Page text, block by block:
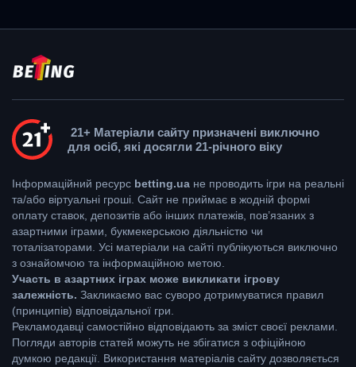
21+ Матеріали сайту призначені виключно
для осіб, які досягли 21-річного віку
Інформаційний ресурс betting.ua не проводить ігри на реальні
та/або віртуальні гроші. Сайт не приймає в жодній формі
оплату ставок, депозитів або інших платежів, пов’язаних з
азартними іграми, букмекерською діяльністю чи
тоталізаторами. Усі матеріали на сайті публікуються виключно
з ознайомчою та інформаційною метою.
Участь в азартних іграх може викликати ігрову
залежність. Закликаємо вас суворо дотримуватися правил
(принципів) відповідальної гри.
Рекламодавці самостійно відповідають за зміст своєї реклами.
Погляди авторів статей можуть не збігатися з офіційною
думкою редакції. Використання матеріалів сайту дозволяється